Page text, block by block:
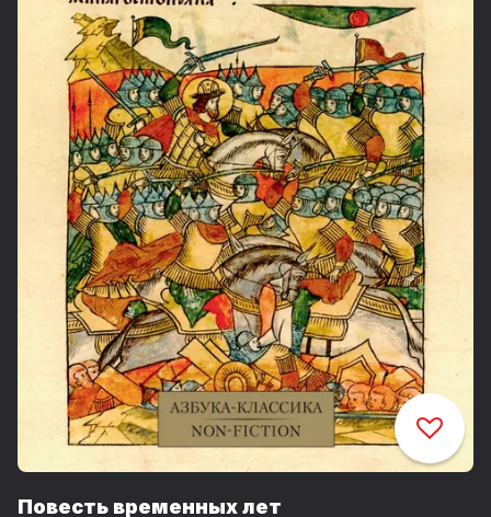
Повесть временных лет